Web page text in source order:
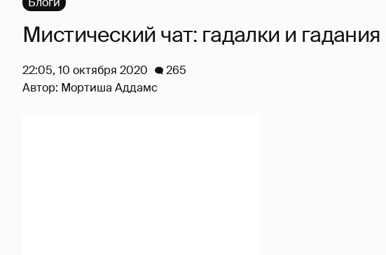
Мистический чат: гадалки и гадания
22:05, 10 октября 2020
265
Автор: Мортиша Аддамс